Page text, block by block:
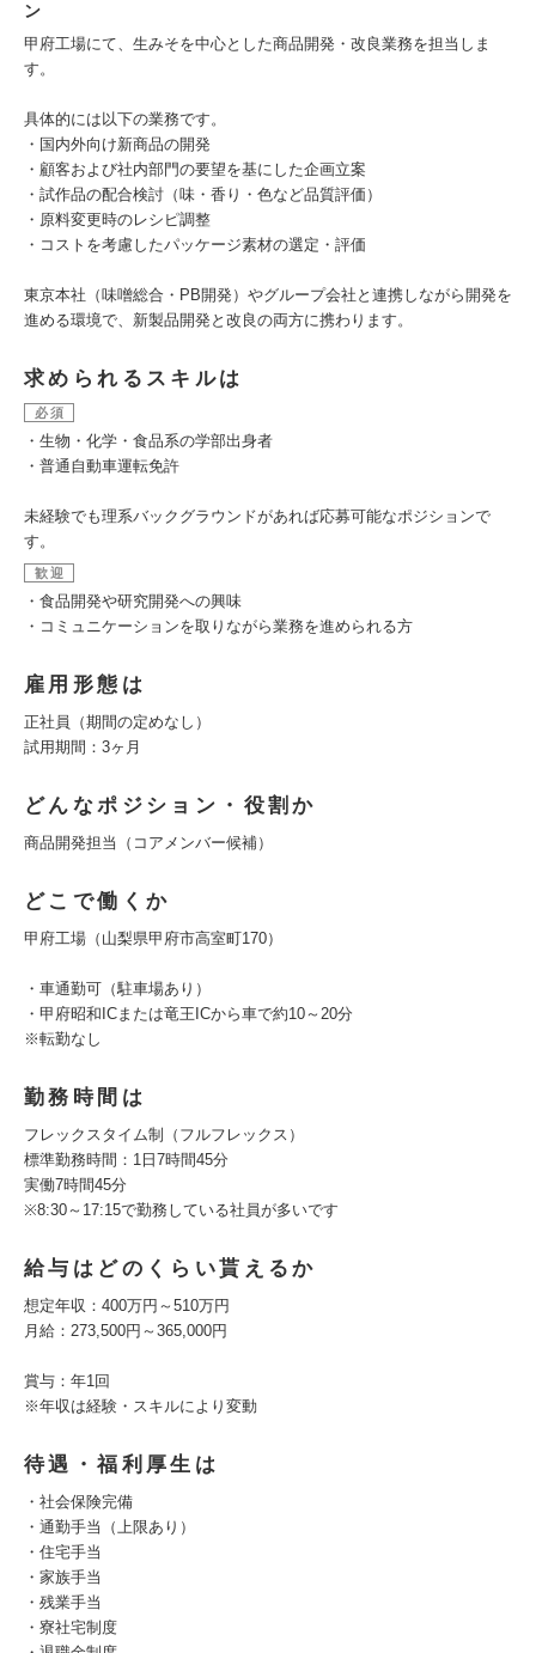
ン
甲府工場にて、生みそを中心とした商品開発・改良業務を担当しま
す。
具体的には以下の業務です。
・国内外向け新商品の開発
・顧客および社内部門の要望を基にした企画立案
・試作品の配合検討（味・香り・色など品質評価）
・原料変更時のレシピ調整
・コストを考慮したパッケージ素材の選定・評価
東京本社（味噌総合・PB開発）やグループ会社と連携しながら開発を
進める環境で、新製品開発と改良の両方に携わります。
求められるスキルは
必須
・生物・化学・食品系の学部出身者
・普通自動車運転免許
未経験でも理系バックグラウンドがあれば応募可能なポジションで
す。
歓迎
・食品開発や研究開発への興味
・コミュニケーションを取りながら業務を進められる方
雇用形態は
正社員（期間の定めなし）
試用期間：3ヶ月
どんなポジション・役割か
商品開発担当（コアメンバー候補）
どこで働くか
甲府工場（山梨県甲府市高室町170）
・車通勤可（駐車場あり）
・甲府昭和ICまたは竜王ICから車で約10～20分
※転勤なし
勤務時間は
フレックスタイム制（フルフレックス）
標準勤務時間：1日7時間45分
実働7時間45分
※8:30～17:15で勤務している社員が多いです
給与はどのくらい貰えるか
想定年収：400万円～510万円
月給：273,500円～365,000円
賞与：年1回
※年収は経験・スキルにより変動
待遇・福利厚生は
・社会保険完備
・通勤手当（上限あり）
・住宅手当
・家族手当
・残業手当
・寮社宅制度